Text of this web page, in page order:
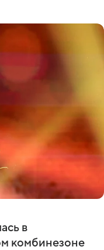
в
комбинезоне